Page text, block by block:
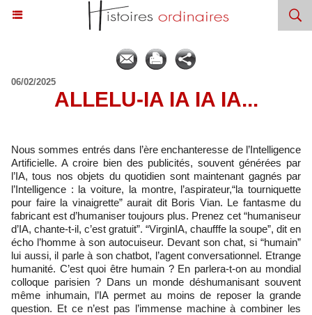
06/02/2025
ALLELU-IA IA IA IA...
Nous sommes entrés dans l’ère enchanteresse de l’Intelligence
Artificielle. A croire bien des publicités, souvent générées par
l’IA, tous nos objets du quotidien sont maintenant gagnés par
l’Intelligence : la voiture, la montre, l’aspirateur,“la tourniquette
pour faire la vinaigrette” aurait dit Boris Vian. Le fantasme du
fabricant est d’humaniser toujours plus. Prenez cet “humaniseur
d’IA, chante-t-il, c’est gratuit”. “VirginIA, chaufffe la soupe”, dit en
écho l’homme à son autocuiseur. Devant son chat, si “humain”
lui aussi, il parle à son chatbot, l’agent conversationnel. Etrange
humanité. C’est quoi être humain ? En parlera-t-on au mondial
colloque parisien ? Dans un monde déshumanisant souvent
même inhumain, l’IA permet au moins de reposer la grande
question. Et ce n’est pas l’immense machine à combiner les